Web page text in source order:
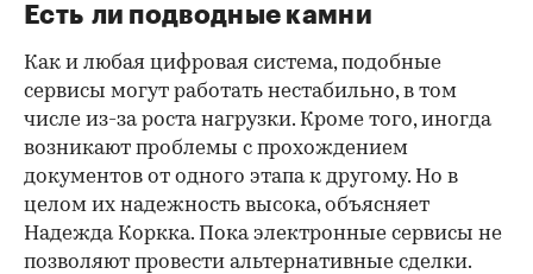
Есть ли подводные камни
Как и любая цифровая система, подобные
сервисы могут работать нестабильно, в том
числе из-за роста нагрузки. Кроме того, иногда
возникают проблемы с прохождением
документов от одного этапа к другому. Но в
целом их надежность высока, объясняет
Надежда Коркка. Пока электронные сервисы не
позволяют провести альтернативные сделки.